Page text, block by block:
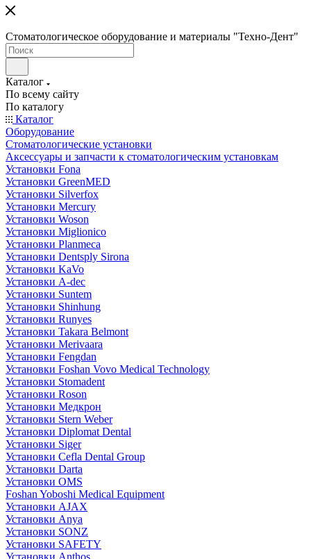
Стоматологическое оборудование и материалы "Техно-Дент"
Каталог
По всему сайту
По каталогу
Каталог
Оборудование
Стоматологические установки
Аксессуары и запчасти к стоматологическим установкам
Установки Fona
Установки GreenMED
Установки Silverfox
Установки Mercury
Установки Woson
Установки Miglionico
Установки Planmeca
Установки Dentsply Sirona
Установки KaVo
Установки A-dec
Установки Suntem
Установки Shinhung
Установки Runyes
Установки Takara Belmont
Установки Merivaara
Установки Fengdan
Установки Foshan Vovo Medical Technology
Установки Stomadent
Установки Roson
Установки Медкрон
Установки Stern Weber
Установки Diplomat Dental
Установки Siger
Установки Cefla Dental Group
Установки Darta
Установки OMS
Foshan Yoboshi Medical Equipment
Установки AJAX
Установки Anya
Установки SONZ
Установки SAFETY
Установки Anthos